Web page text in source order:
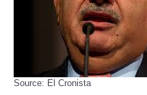
Source: El Cronista